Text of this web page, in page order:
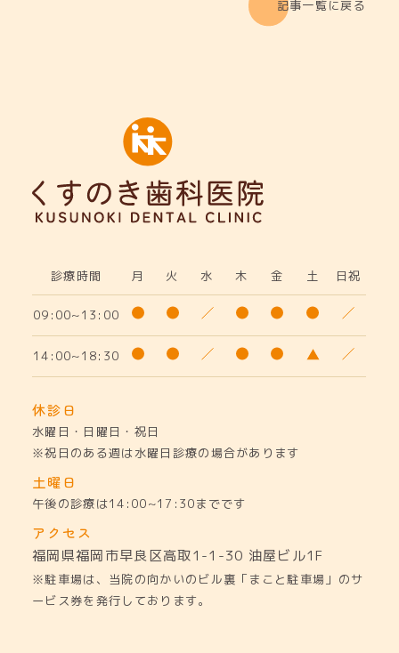
記事一覧に戻る
診療時間 月 火 水 木 金 土 日祝
09:00~13:00
14:00~18:30
休診日
水曜日・日曜日・祝日
※祝日のある週は水曜日診療の場合があります
土曜日
午後の診療は14:00~17:30までです
アクセス
福岡県福岡市早良区高取1-1-30 油屋ビル1F
※駐車場は、当院の向かいのビル裏「まこと駐車場」のサ
ービス券を発行しております。